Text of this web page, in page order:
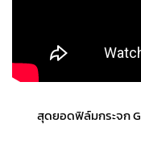
สุดยอดฟิล์มกระจก